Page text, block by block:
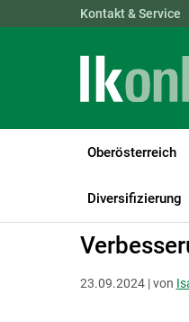
Kontakt & Service
Oberösterreich
Diversifizierung
LK Oberösterreich
23.09.2024 | von